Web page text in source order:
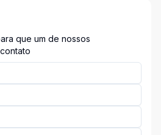
que um de nossos